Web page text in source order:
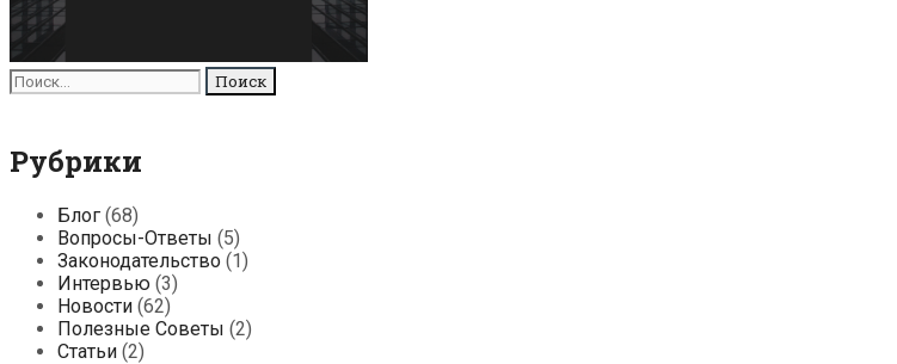
Поиск
для:
Рубрики
Блог (68)
Вопросы-Ответы (5)
Законодательство (1)
Интервью (3)
Новости (62)
Полезные Советы (2)
Статьи (2)